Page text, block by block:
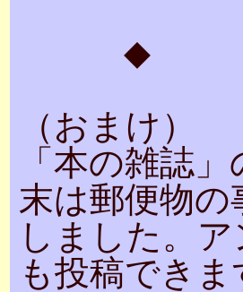
◆
（おまけ）
「本の雑誌
末は郵便物
しました。
も投稿でき